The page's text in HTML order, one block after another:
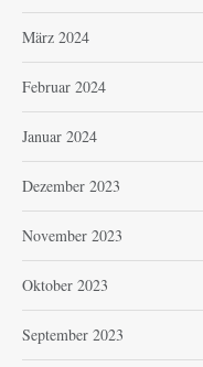
März 2024
Februar 2024
Januar 2024
Dezember 2023
November 2023
Oktober 2023
September 2023